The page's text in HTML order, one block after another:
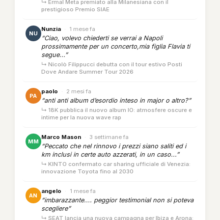
↳ Ermal Meta premiato alla Milanesiana con il
prestigioso Premio SIAE
NU
Nunzia · 1 mese fa
“Ciao, volevo chiederti se verrai a Napoli
prossimamente per un concerto,mia figlia Flavia ti
segue...”
↳ Nicolò Filippucci debutta con il tour estivo Posti
Dove Andare Summer Tour 2026
PA
paolo · 2 mesi fa
“anti anti album d’esordio inteso in major o altro?”
↳ 18K pubblica il nuovo album IO: atmosfere oscure e
intime per la nuova wave rap
MM
Marco Mason · 3 settimane fa
“Peccato che nel rinnovo i prezzi siano saliti ed i
km inclusi in certe auto azzerati, in un caso...”
↳ KINTO confermato car sharing ufficiale di Venezia:
innovazione Toyota fino al 2030
AN
angelo · 1 mese fa
“imbarazzante.... peggior testimonial non si poteva
scegliere”
↳ SEAT lancia una nuova campagna per Ibiza e Arona: